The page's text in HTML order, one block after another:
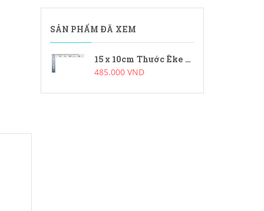
SẢN PHẨM ĐÃ XEM
15 x 10cm Thước Êke đo góc vuông Shinwa 62006
485.000 VND